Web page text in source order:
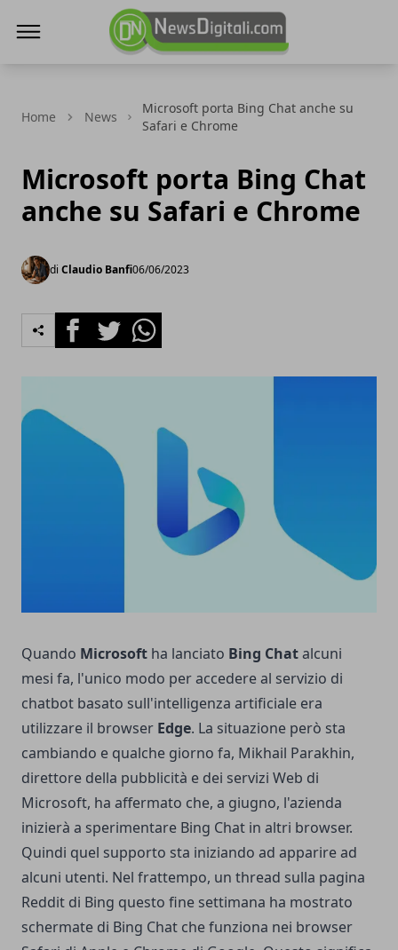
Home News
Microsoft porta Bing Chat anche su
Safari e Chrome
Microsoft porta Bing Chat
anche su Safari e Chrome
di Claudio Banfi06/06/2023
FacebookTwitterWhatsapp
Quando Microsoft ha lanciato Bing Chatalcuni
mesi fa, l'unico modo per accedere al servizio di
chatbot basato sull'intelligenza artificiale era
utilizzare il browser Edge. La situazione però sta
cambiando e qualche giorno fa, Mikhail Parakhin,
direttore della pubblicità e dei servizi Web di
Microsoft, ha affermato che, a giugno, l'azienda
inizierà a sperimentare Bing Chat in altri browser.
Quindi quel supporto sta iniziando ad apparire ad
alcuni utenti. Nel frattempo, un thread sulla pagina
Reddit di Bing questo fine settimana ha mostrato
schermate di Bing Chat che funziona nei browser